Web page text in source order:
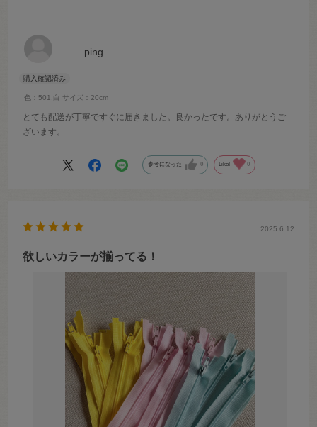
ping
色：501.白 サイズ：20cm
とても配送が丁寧ですぐに届きました。良かったです。ありがとうご
ざいます。
参考になった 0 Like! 0
2025.6.12
欲しいカラーが揃ってる！